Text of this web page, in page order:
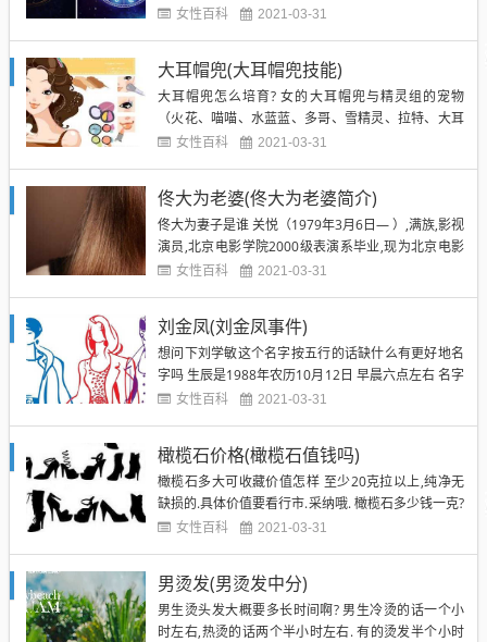
着重浅色系和暖色系,比如浅粉,浅灰,浅驼,米白色等等.
关,中国大多数直男还是喜欢爱感多于萌,所以要收...
女性百科 2021-03-31
大耳帽兜(大耳帽兜技能)
大耳帽兜怎么培育? 女的大耳帽兜与精灵组的宠物
（火花、喵喵、水蓝蓝、多哥、雪精灵、拉特、大耳
帽兜 都包括它们的进化）就能培育出大耳帽兜蛋~~
耳帽兜,更多人认为使大耳帽兜处于异常状态更容易抓
捕,我不...
女性百科 2021-03-31
佟大为老婆(佟大为老婆简介)
佟大为妻子是谁 关悦（1979年3月6日— ）,满族,影视
演员,北京电影学院2000级表演系毕业,现为北京电影
学院教师.曾主演《神探狄仁杰3》等多部影视剧和舞
婆是关悦 关悦,1979年3月6日出生...
女性百科 2021-03-31
刘金凤(刘金凤事件)
想问下刘学敏这个名字按五行的话缺什么有更好地名
字吗 生辰是1988年农历10月12日 早晨六点左右 名字
上看有肠胃上的小毛病,八字上看眼睛筋骨有小毛病,总
单,以便选课 要哪个学院的?其实每个学院还是...
女性百科 2021-03-31
橄榄石价格(橄榄石值钱吗)
橄榄石多大可收藏价值怎样 至少20克拉以上,纯净无
缺损的.具体价值要看行市.采纳哦. 橄榄石多少钱一克?
橄榄石的特点是小克拉的特别多,比如1克拉左右的,但
以上每克拉,小克拉的反倒价格很亲民,一般几十...
女性百科 2021-03-31
男烫发(男烫发中分)
男生烫头发大概要多长时间啊? 男生冷烫的话一个小
时左右,热烫的话两个半小时左右. 有的烫发半个小时